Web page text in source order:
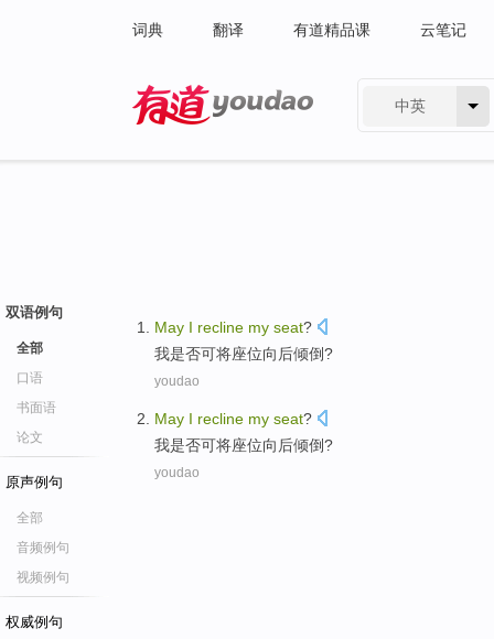
词典 翻译 有道精品课 云笔记
中英
双语例句
全部
口语
书面语
论文
原声例句
全部
音频例句
视频例句
权威例句
May I recline my seat?
我是否可将座位向后倾倒?
youdao
May I recline my seat?
我是否可将座位向后倾倒?
youdao